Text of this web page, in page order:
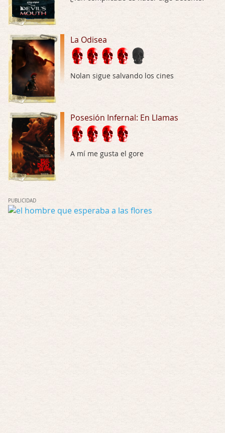
Dudaba en ver la serie, una serie de 4 cap …
Hungry
Por: Croc
Las 10 películas gore de Almas Oscuras
Por: JORDI CRUYFF
Possession
Por: Chupasangre
Mi opinión en su día. Su duracion me ha …
El eslabón podrido
Por: Luar
Possession
La Odisea
Nolan sigue salvando los cines
Posesión Infernal: En Llamas
A mí me gusta el gore
PUBLICIDAD